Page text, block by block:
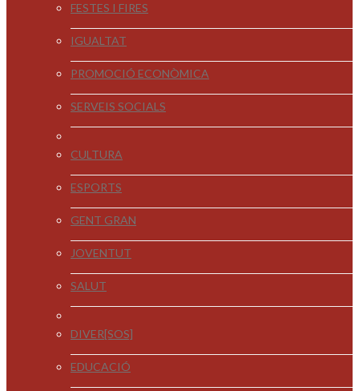
FESTES I FIRES
IGUALTAT
PROMOCIÓ ECONÒMICA
SERVEIS SOCIALS
CULTURA
ESPORTS
GENT GRAN
JOVENTUT
SALUT
DIVER[SOS]
EDUCACIÓ